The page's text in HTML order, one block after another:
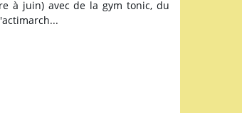
à juin) avec de la gym tonic, du